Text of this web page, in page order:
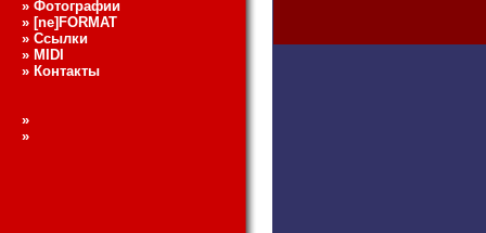
» Фотографии
» [ne]FORMAT
» Ссылки
» MIDI
» Контакты
»
»